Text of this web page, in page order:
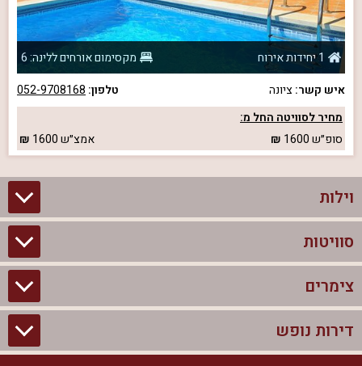
1 יחידות אירוח
מקסימום אורחים ללינה: 6
איש קשר:ציונה טלפון: 052-9708168
מחיר לסוויטה החל מ:
סופ״ש1600 אמצ״ש1600
וילות
וילות בצפון
וילות להשכרה
וילות למסיבת רווקים
סוויטות
סוויטות בצפון
צימרים לזוגות עם בריכה פרטית
צימרים
צימרים בצפון
דירות נופש